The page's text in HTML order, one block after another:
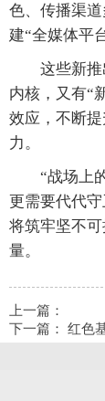
色、传播渠
建“全媒体平
这些新推出
内核，又有“
效应，不断
力。
“战场上的
更需要代代
将筑牢坚不
量。
上一篇：
下一篇： 红色